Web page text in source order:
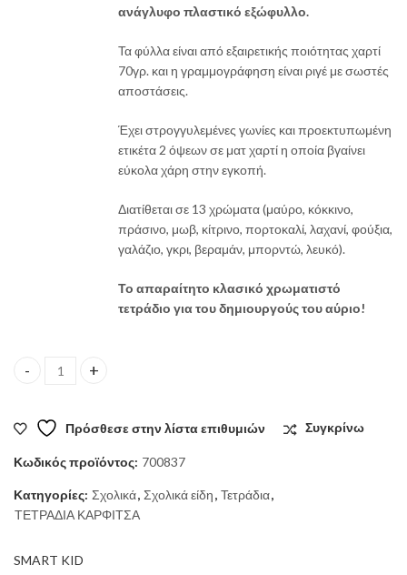
ανάγλυφο πλαστικό εξώφυλλο.
Τα φύλλα είναι από εξαιρετικής ποιότητας χαρτί
70γρ. και η γραμμογράφηση είναι ριγέ με σωστές
αποστάσεις.
Έχει στρογγυλεμένες γωνίες και προεκτυπωμένη
ετικέτα 2 όψεων σε ματ χαρτί η οποία βγαίνει
εύκολα χάρη στην εγκοπή.
Διατίθεται σε 13 χρώματα (μαύρο, κόκκινο,
πράσινο, μωβ, κίτρινο, πορτοκαλί, λαχανί, φούξια,
γαλάζιο, γκρι, βεραμάν, μπορντώ, λευκό).
Το απαραίτητο κλασικό χρωματιστό
τετράδιο για του δημιουργούς του αύριο!
Τετράδιο color Smart Μπλε Πλαγιο 50φ. quantity
Πρόσθεσε στην λίστα επιθυμιών Συγκρίνω
Κωδικός προϊόντος: 700837
Κατηγορίες: Σχολικά, Σχολικά είδη, Τετράδια,
ΤΕΤΡΑΔΙΑ ΚΑΡΦΙΤΣΑ
SMART KID